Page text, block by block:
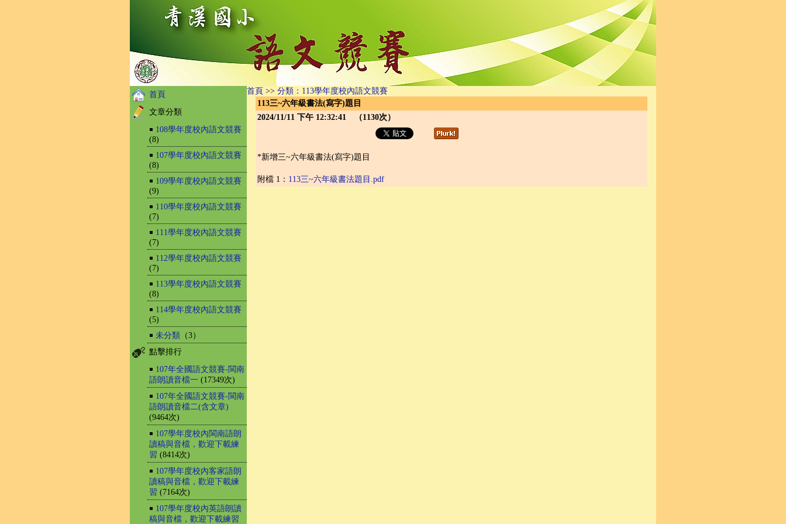
首頁
文章分類
￭ 108學年度校內語文競賽
(8)
￭ 107學年度校內語文競賽
(8)
￭ 109學年度校內語文競賽
(9)
￭ 110學年度校內語文競賽
(7)
￭ 111學年度校內語文競賽
(7)
￭ 112學年度校內語文競賽
(7)
￭ 113學年度校內語文競賽
(8)
￭ 114學年度校內語文競賽
(5)
￭ 未分類 （3）
點擊排行
￭ 107年全國語文競賽-閩南
語朗讀音檔一 (17349次)
￭ 107年全國語文競賽-閩南
語朗讀音檔二(含文章)
(9464次)
￭ 107學年度校內閩南語朗
讀稿與音檔，歡迎下載練
習 (8414次)
￭ 107學年度校內客家語朗
讀稿與音檔，歡迎下載練
習 (7164次)
￭ 107學年度校內英語朗讀
稿與音檔，歡迎下載練習
首頁 >> 分類：113學年度校內語文競賽
113三~六年級書法(寫字)題目
2024/11/11 下午 12:32:41 （1130次）
*新增三~六年級書法(寫字)題目
附檔 1： 113三~六年級書法題目.pdf